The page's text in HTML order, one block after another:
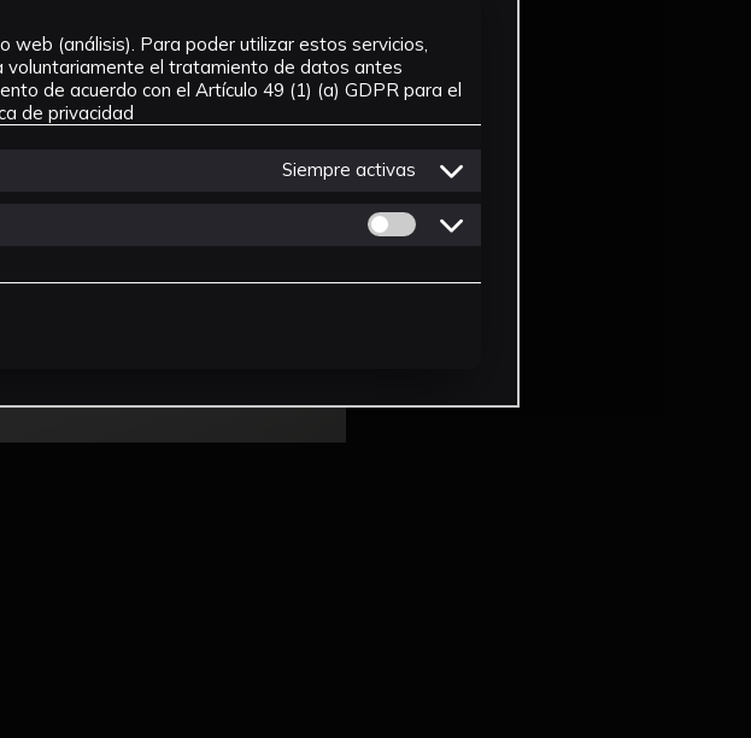
web (análisis). Para poder utilizar estos servicios,
voluntariamente el tratamiento de datos antes
de acuerdo con el Artículo 49 (1) (a) GDPR para el
de privacidad
Siempre activas
Permitir cookies de Personalizacion